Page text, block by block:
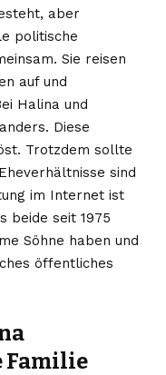
aber
politische
Sie reisen
auf und
Halina und
Diese
Trotzdem sollte
sind
im Internet ist
beide seit 1975
Söhne haben und
öffentliches
Familie